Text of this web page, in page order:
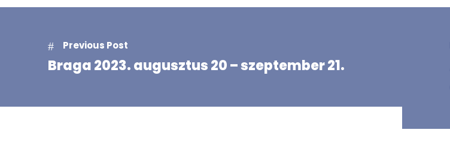
Previous Post
Braga 2023. augusztus 20 – szeptember 21.